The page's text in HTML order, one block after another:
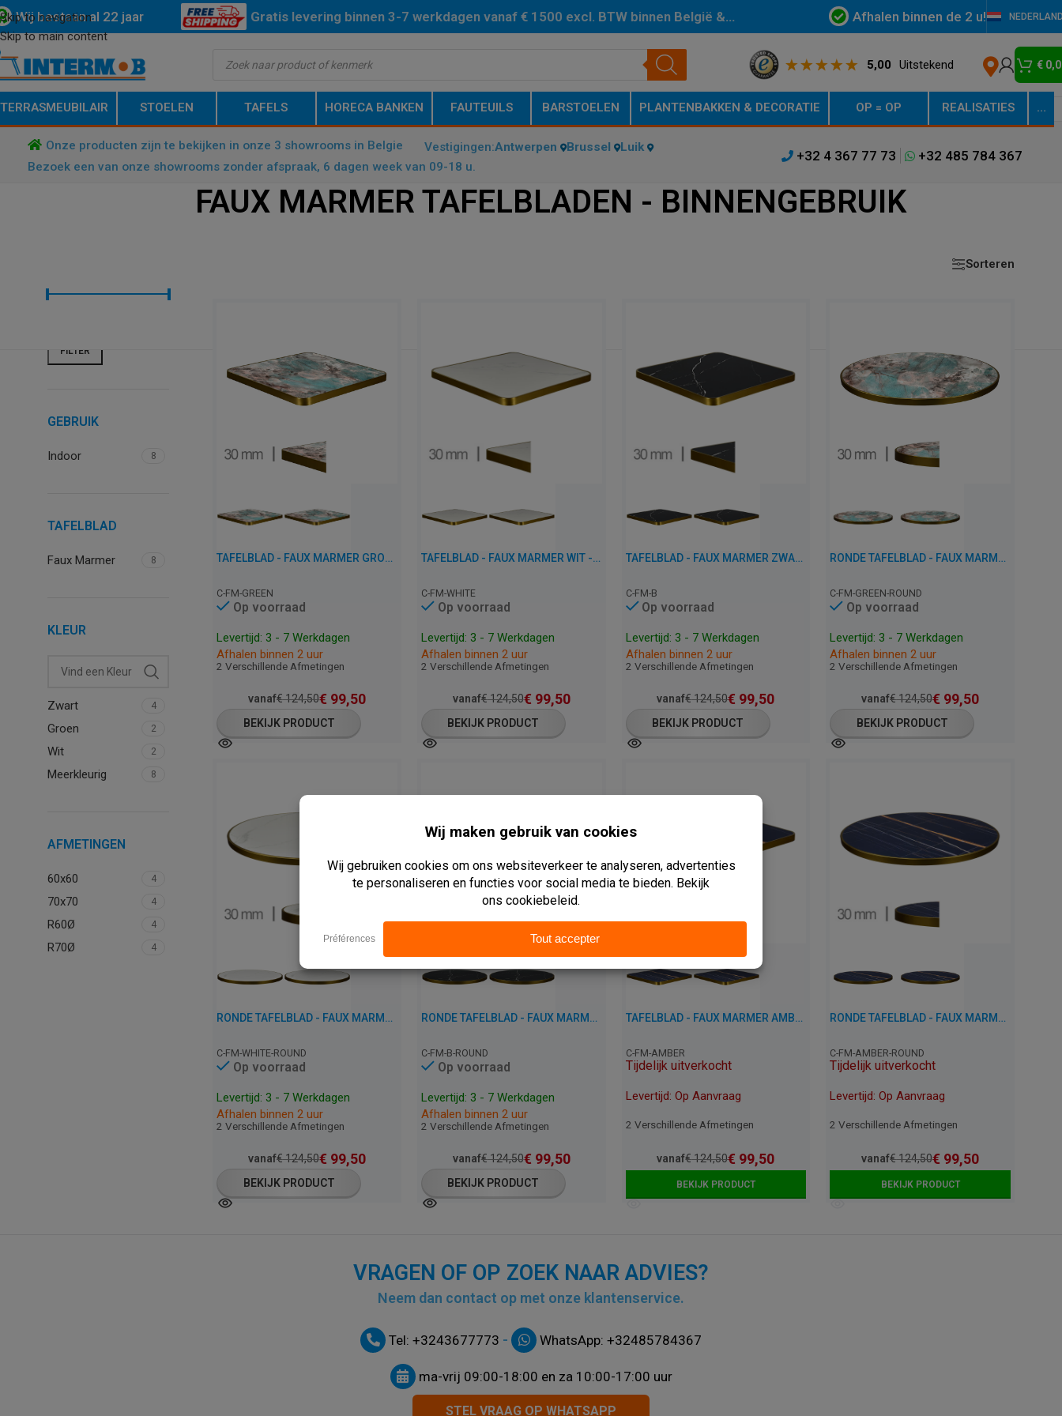
Skip to navigation
Skip to main content
Wij bestaan al 22 jaar Gratis levering binnen 3-7 werkdagen vanaf € 1500 excl. BTW binnen België &
Afhalen binnen de 2 u!
5,00 Uitstekend €
TERRASMEUBILAIR STOELEN TAFELS HORECA BANKEN FAUTEUILS BARSTOELEN PLANTENBAKKEN & DECORATIE OP = OP REALISATIES …
Onze producten zijn te bekijken in onze 3 showrooms in Belgie Vestigingen:Antwerpen Brussel Luik
Bezoek een van onze showrooms zonder afspraak, 6 dagen week van 09-18 u.
+32 4 367 77 73 +32 485 784 367
FAUX MARMER TAFELBLADEN - BINNENGEBRUIK
FILTER
GEBRUIK
Indoor 8
TAFELBLAD
Faux Marmer 8
KLEUR
Zwart 4
Groen 2
Wit 2
Meerkleurig 8
AFMETINGEN
60x60 4
70x70 4
R60Ø 4
R70Ø 4
Sorteren
TAFELBLAD - FAUX MARMER GROEN - 3 CM DIK
C-FM-GREEN
Op voorraad
Levertijd: 3 - 7 Werkdagen
Afhalen binnen 2 uur
2 Verschillende Afmetingen
vanaf€124,50€ 99,50
BEKIJK PRODUCT
TAFELBLAD - FAUX MARMER WIT - 3 CM DIK
C-FM-WHITE
Op voorraad
Levertijd: 3 - 7 Werkdagen
Afhalen binnen 2 uur
2 Verschillende Afmetingen
vanaf€124,50€ 99,50
BEKIJK PRODUCT
TAFELBLAD - FAUX MARMER ZWART - 3 CM DIK
C-FM-B
Op voorraad
Levertijd: 3 - 7 Werkdagen
Afhalen binnen 2 uur
2 Verschillende Afmetingen
vanaf€124,50€ 99,50
BEKIJK PRODUCT
RONDE TAFELBLAD - FAUX MARMER GROEN - 3 CM DIK
C-FM-GREEN-ROUND
Op voorraad
Levertijd: 3 - 7 Werkdagen
Afhalen binnen 2 uur
2 Verschillende Afmetingen
vanaf€124,50€ 99,50
BEKIJK PRODUCT
RONDE TAFELBLAD - FAUX MARMER WIT - 3 CM DIK
C-FM-WHITE-ROUND
Op voorraad
Levertijd: 3 - 7 Werkdagen
Afhalen binnen 2 uur
2 Verschillende Afmetingen
vanaf€124,50€ 99,50
BEKIJK PRODUCT
RONDE TAFELBLAD - FAUX MARMER ZWART - 3 CM DIK
C-FM-B-ROUND
Op voorraad
Levertijd: 3 - 7 Werkdagen
Afhalen binnen 2 uur
2 Verschillende Afmetingen
vanaf€124,50€ 99,50
BEKIJK PRODUCT
TAFELBLAD - FAUX MARMER AMBER - 3 CM DIK
C-FM-AMBER
Tijdelijk uitverkocht
Levertijd: Op Aanvraag
2 Verschillende Afmetingen
vanaf€124,50€ 99,50
BEKIJK PRODUCT
RONDE TAFELBLAD - FAUX MARMER AMBER - 3 CM DIK
C-FM-AMBER-ROUND
Tijdelijk uitverkocht
Levertijd: Op Aanvraag
2 Verschillende Afmetingen
vanaf€124,50€ 99,50
BEKIJK PRODUCT
VRAGEN OF OP ZOEK NAAR ADVIES?
Neem dan contact op met onze klantenservice.
Tel: +3243677773 - WhatsApp: +32485784367
ma-vrij 09:00-18:00 en za 10:00-17:00 uur
STEL VRAAG OP WHATSAPP